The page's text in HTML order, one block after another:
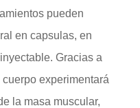
pueden
en capsulas, en
Gracias a
experimentará
la masa muscular,